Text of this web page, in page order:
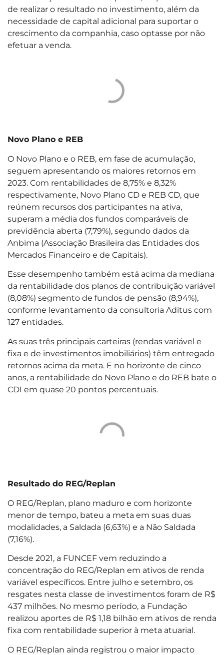
de realizar o resultado no investimento, além da
necessidade de capital adicional para suportar o
crescimento da companhia, caso optasse por não
efetuar a venda.
Novo Plano e REB
O Novo Plano e o REB, em fase de acumulação,
seguem apresentando os maiores retornos em
2023. Com rentabilidades de 8,75% e 8,32%
respectivamente, Novo Plano CD e REB CD, que
reúnem recursos dos participantes na ativa,
superam a média dos fundos comparáveis de
previdência aberta (7,79%), segundo dados da
Anbima (Associação Brasileira das Entidades dos
Mercados Financeiro e de Capitais).
Esse desempenho também está acima da mediana
da rentabilidade dos planos de contribuição variável
(8,08%) segmento de fundos de pensão (8,94%),
conforme levantamento da consultoria Aditus com
127 entidades.
As suas três principais carteiras (rendas variável e
fixa e de investimentos imobiliários) têm entregado
retornos acima da meta. E no horizonte de cinco
anos, a rentabilidade do Novo Plano e do REB bate o
CDI em quase 20 pontos percentuais.
Resultado do REG/Replan
O REG/Replan, plano maduro e com horizonte
menor de tempo, bateu a meta em suas duas
modalidades, a Saldada (6,63%) e a Não Saldada
(7,16%).
Desde 2021, a FUNCEF vem reduzindo a
concentração do REG/Replan em ativos de renda
variável específicos. Entre julho e setembro, os
resgates nesta classe de investimentos foram de R$
437 milhões. No mesmo período, a Fundação
realizou aportes de R$ 1,18 bilhão em ativos de renda
fixa com rentabilidade superior à meta atuarial.
O REG/Replan ainda registrou o maior impacto